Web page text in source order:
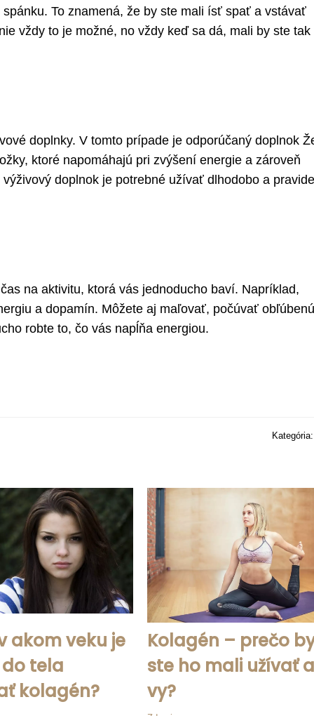
To znamená, že by ste mali ísť spať a vstávať
vždy to je možné, no vždy keď sa dá, mali by ste tak
doplnky. V tomto prípade je odporúčaný doplnok
ktoré napomáhajú pri zvýšení energie a zároveň
doplnok je potrebné užívať dlhodobo a
na aktivitu, ktorá vás jednoducho baví. Napríklad,
a dopamín. Môžete aj maľovať, počúvať obľúbenú
robte to, čo vás napĺňa energiou.
akom veku je
tela
kolagén?
Kolagén – prečo
ste ho mali užívať
vy?